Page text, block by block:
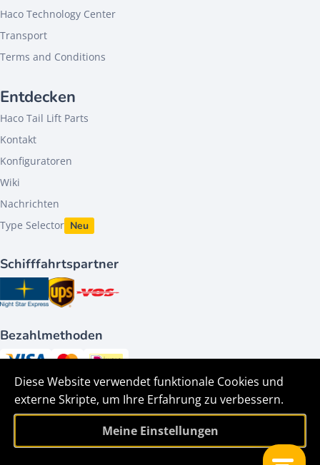
Diese Website verwendet funktionale Cookies und
externe Skripte, um Ihre Erfahrung zu verbessern.
Meine Einstellungen
Haco Technology Center
Transport
Terms and Conditions
Entdecken
Haco Tail Lift Parts
Kontakt
Konfiguratoren
Wiki
Nachrichten
Type Selector Neu
Schifffahrtspartner
Bezahlmethoden
Folge uns auf